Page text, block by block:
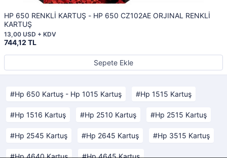
HP 650 RENKLİ KARTUŞ - HP 650 CZ102AE ORJINAL RENKLİ
KARTUŞ
744,12 TL
13,00 USD + KDV
Sepete Ekle
Hp 650 Kartuş - Hp 1015 Kartuş Hp 1515 Kartuş
Hp 1516 Kartuş Hp 2510 Kartuş Hp 2515 Kartuş
Hp 2545 Kartuş Hp 2645 Kartuş Hp 3515 Kartuş
Hp 4640 Kartuş Hp 4645 Kartuş